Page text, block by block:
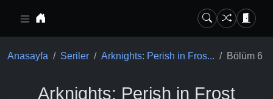
Anasayfa Seriler Arknights: Perish in Fros... Bölüm 6
Arknights: Perish in Frost